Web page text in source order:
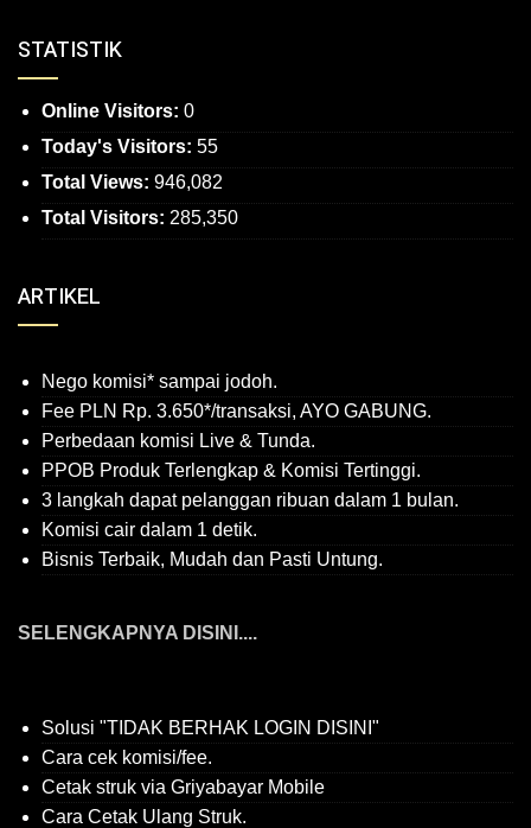
STATISTIK
Online Visitors: 0
Today's Visitors: 55
Total Views: 946,082
Total Visitors: 285,350
ARTIKEL
Nego komisi* sampai jodoh.
Fee PLN Rp. 3.650*/transaksi, AYO GABUNG.
Perbedaan komisi Live & Tunda.
PPOB Produk Terlengkap & Komisi Tertinggi.
3 langkah dapat pelanggan ribuan dalam 1 bulan.
Komisi cair dalam 1 detik.
Bisnis Terbaik, Mudah dan Pasti Untung.
SELENGKAPNYA DISINI....
Solusi "TIDAK BERHAK LOGIN DISINI"
Cara cek komisi/fee.
Cetak struk via Griyabayar Mobile
Cara Cetak Ulang Struk.